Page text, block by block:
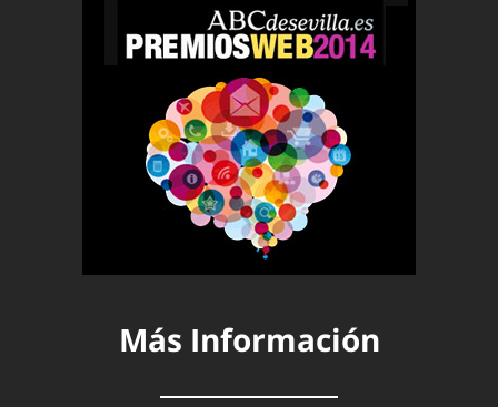
Más Información